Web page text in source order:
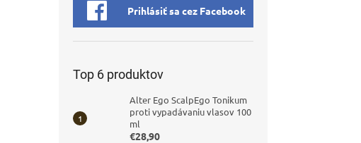
Prihlásiť sa cez Facebook
Top 6 produktov
Alter Ego ScalpEgo Tonikum
proti vypadávaniu vlasov 100
ml
€28,90